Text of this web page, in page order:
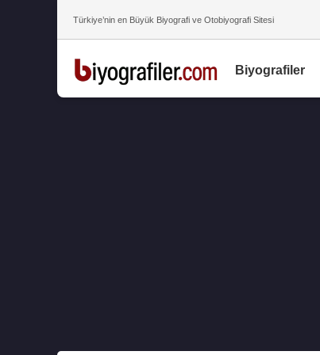
Türkiye’nin en Büyük Biyografi ve Otobiyografi Sitesi
Biyografiler